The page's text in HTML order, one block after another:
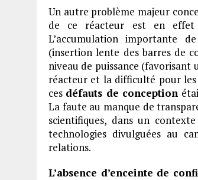
Un autre problème majeur
de ce réacteur est en effet
L’accumulation importante
(insertion lente des barres de
niveau de puissance
réacteur et la difficulté pour les
ces défauts de conception
La faute au manque de
scientifiques, dans un
technologies divulguées au
relations.
L’absence d’enceinte de